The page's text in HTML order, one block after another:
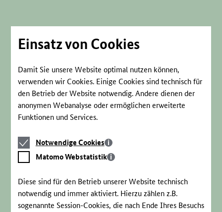
Einsatz von Cookies
Damit Sie unsere Website optimal nutzen können,
verwenden wir Cookies. Einige Cookies sind technisch für
den Betrieb der Website notwendig. Andere dienen der
anonymen Webanalyse oder ermöglichen erweiterte
Funktionen und Services.
Notwendige
Cookies
Notwendige Cookies
Matomo
Webstatistik
Matomo Webstatistik
Diese sind für den Betrieb unserer Website technisch
notwendig und immer aktiviert. Hierzu zählen z.B.
sogenannte Session-Cookies, die nach Ende Ihres Besuchs